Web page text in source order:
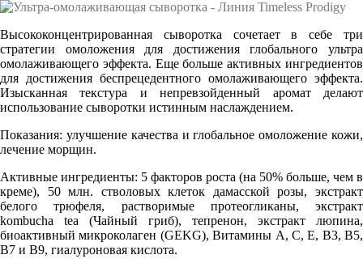
Высококонцентрированная сыворотка сочетает в себе три
стратегии омоложения для достижения глобального ультра
омолаживающего эффекта. Еще больше активных ингредиентов
для достижения беспрецедентного омолаживающего эффекта.
Изысканная текстура и непревзойденный аромат делают
использование сыворотки истинным наслаждением.
Показания: улучшение качества и глобальное омоложениекожи,
лечение морщин.
Активные ингредиенты: 5 факторов роста (на 50% больше, чем в
креме), 50 млн. стволовых клеток дамасской розы, экстракт
белого трюфеля, растворимые протеогликаны, экстракт
kombucha tea (Чайный гриб), тепренон, экстракт люпина,
биоактивный микроколаген (GEKG), Витамины A, C, E, B3, B5,
B7 и B9, гиалуроновая кислота.